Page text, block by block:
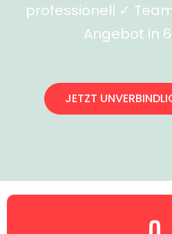
professionell ✓
Angebot in
JETZT